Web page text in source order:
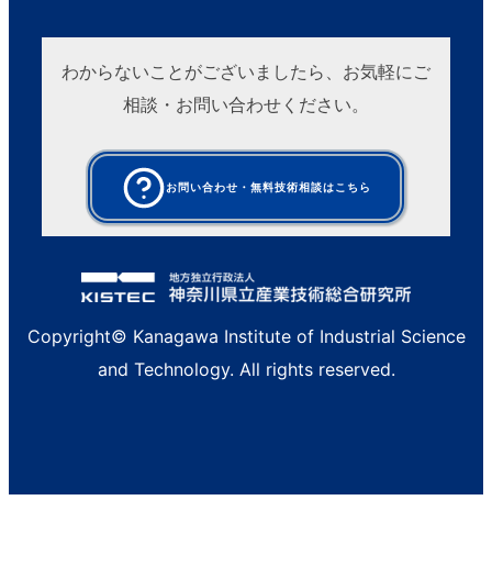
わからないことがございましたら、お気軽にご
相談・お問い合わせください。
お問い合わせ・無料技術相談はこちら
Copyright© Kanagawa Institute of Industrial Science
and Technology. All rights reserved.